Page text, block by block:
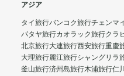
アジア
タイ旅行バンコク旅行チェンマ
パタヤ旅行カオラック旅行クラ
北京旅行大連旅行西安旅行重慶
大理旅行麗江旅行シャングリラ
釜山旅行済州島旅行木浦旅行仁